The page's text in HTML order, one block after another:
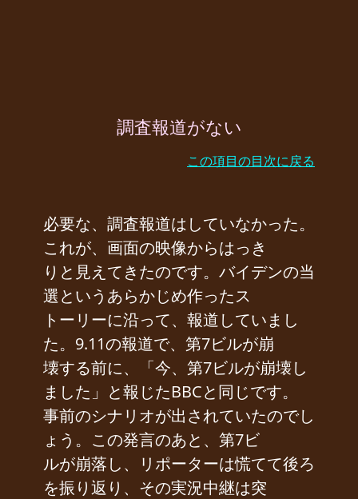
調査報道がない
この項目の目次に戻る
必要な、調査報道はしていなかった。
これが、画面の映像からはっき
りと見えてきたのです。バイデンの当
選というあらかじめ作ったス
トーリーに沿って、報道していまし
た。9.11の報道で、第7ビルが崩
壊する前に、「今、第7ビルが崩壊し
ました」と報じたBBCと同じです。
事前のシナリオが出されていたのでし
ょう。この発言のあと、第7ビ
ルが崩落し、リポーターは慌てて後ろ
を振り返り、その実況中継は突